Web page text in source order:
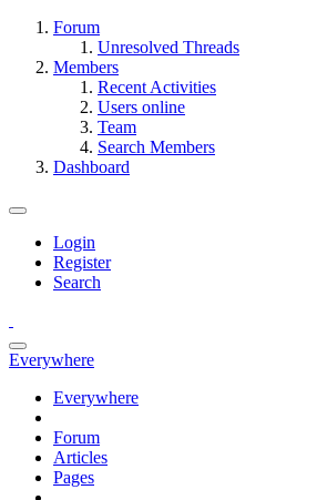
Forum
Unresolved Threads
Members
Recent Activities
Users online
Team
Search Members
Dashboard
Login
Register
Search
Everywhere
Everywhere
Forum
Articles
Pages